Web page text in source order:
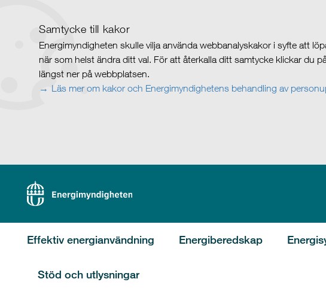
Samtycke till kakor
Energimyndigheten skulle vilja använda webbanalyskakor i syfte att
när som helst ändra ditt val. För att återkalla ditt samtycke klickar du
längst ner på webbplatsen.
Läs mer om kakor och Energimyndighetens behandling av
Effektiv energianvändning Energiberedskap
Stöd och utlysningar